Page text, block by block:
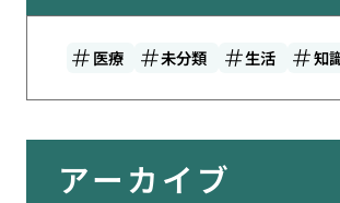
医療 未分類 生活 知
アーカイブ